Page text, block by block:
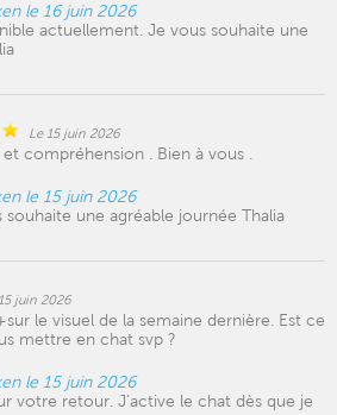
le 16 juin 2026
actuellement. Je vous souhaite une
Le 15 juin 2026
compréhension . Bien à vous .
le 15 juin 2026
souhaite une agréable journée Thalia
juin 2026
le visuel de la semaine dernière. Est ce
mettre en chat svp ?
le 15 juin 2026
votre retour. J’active le chat dès que je